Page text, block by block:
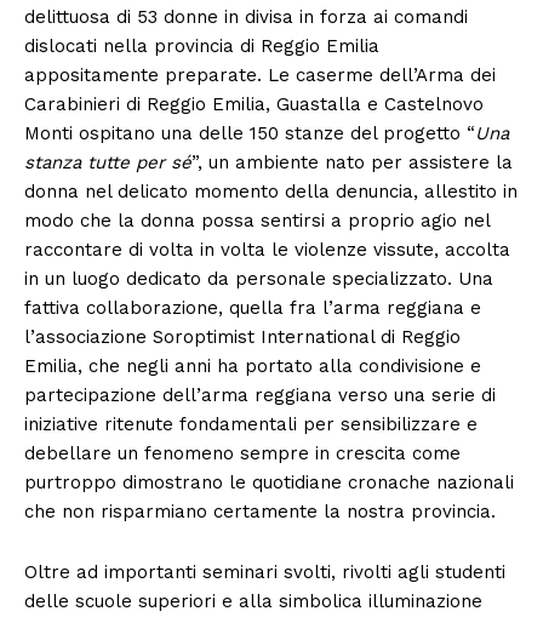
delittuosa di 53 donne in divisa in forza ai comandi
dislocati nella provincia di Reggio Emilia
appositamente preparate. Le caserme dell’Arma dei
Carabinieri di Reggio Emilia, Guastalla e Castelnovo
Monti ospitano una delle 150 stanze del progetto “Una
stanza tutte per sé”, un ambiente nato per assistere la
donna nel delicato momento della denuncia, allestito in
modo che la donna possa sentirsi a proprio agio nel
raccontare di volta in volta le violenze vissute, accolta
in un luogo dedicato da personale specializzato. Una
fattiva collaborazione, quella fra l’arma reggiana e
l’associazione Soroptimist International di Reggio
Emilia, che negli anni ha portato alla condivisione e
partecipazione dell’arma reggiana verso una serie di
iniziative ritenute fondamentali per sensibilizzare e
debellare un fenomeno sempre in crescita come
purtroppo dimostrano le quotidiane cronache nazionali
che non risparmiano certamente la nostra provincia.
Oltre ad importanti seminari svolti, rivolti agli studenti
delle scuole superiori e alla simbolica illuminazione